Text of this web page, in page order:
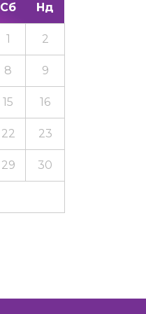
Сб Нд
1 2
8 9
15 16
22 23
29 30